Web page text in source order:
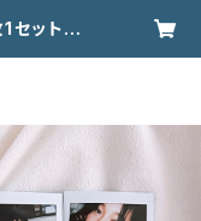
1セット |